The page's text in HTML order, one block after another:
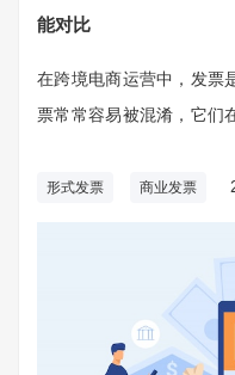
能对比
在跨境电商运营中，发票
票常常容易被混淆，它们
形式发票 商业发票